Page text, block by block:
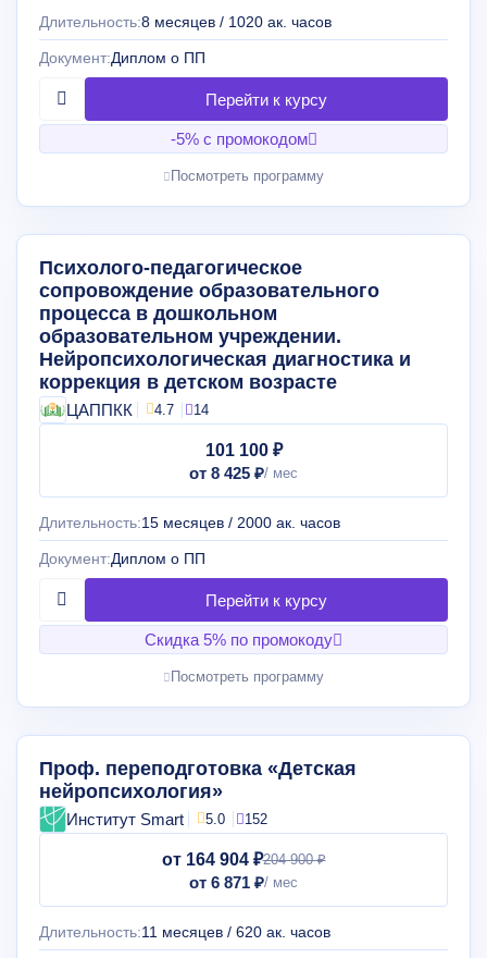
Длительность:8 месяцев / 1020 ак. часов
Документ:Диплом о ПП
-5% с промокодом
Посмотреть программу
Психолого-педагогическое
сопровождение образовательного
процесса в дошкольном
образовательном учреждении.
Нейропсихологическая диагностика и
коррекция в детском возрасте
ЦАППКК 4.7 14
101 100 ₽
от 8 425 ₽
Длительность:15 месяцев / 2000 ак. часов
Документ:Диплом о ПП
Скидка 5% по промокоду
Посмотреть программу
Проф. переподготовка «Детская
нейропсихология»
Институт Smart 5.0 152
от 164 904 ₽204 900 ₽
от 6 871 ₽
Длительность:11 месяцев / 620 ак. часов